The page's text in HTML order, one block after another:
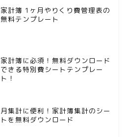
家計簿 1ヶ月やりくり費管理表の
無料テンプレート
家計簿に必須！無料ダウンロード
できる特別費シートテンプレー
ト！
月集計に便利！家計簿集計のシー
トを無料ダウンロード